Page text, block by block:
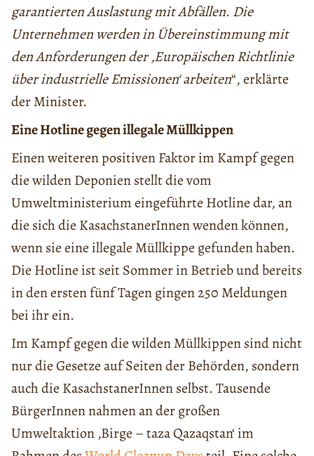
garantierten Auslastung mit Abfällen. Die
Unternehmen werden in Übereinstimmung mit
den Anforderungen der ‚Europäischen Richtlinie
über industrielle Emissionen‘ arbeiten“, erklärte
der Minister.
Eine Hotline gegen illegale Müllkippen
Einen weiteren positiven Faktor im Kampf gegen
die wilden Deponien stellt die vom
Umweltministerium eingeführte Hotline dar, an
die sich die KasachstanerInnen wenden können,
wenn sie eine illegale Müllkippe gefunden haben.
Die Hotline ist seit Sommer in Betrieb und bereits
in den ersten fünf Tagen gingen 250 Meldungen
bei ihr ein.
Im Kampf gegen die wilden Müllkippen sind nicht
nur die Gesetze auf Seiten der Behörden, sondern
auch die KasachstanerInnen selbst. Tausende
BürgerInnen nahmen an der großen
Umweltaktion ‚Birge – taza Qazaqstan‘ im